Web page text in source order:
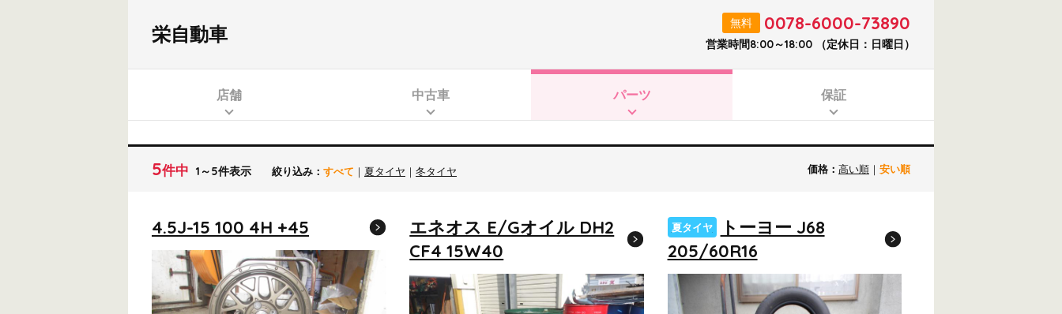
栄自動車 無料 0078-6000-73890
営業時間8:00～18:00 （定休日：日曜日）
店舗 中古車 パーツ 保証
5件中 1～5件表示 絞り込み： すべて ｜ 夏タイヤ ｜ 冬タイヤ 価格： 高い順 ｜ 安い順
4.5J-15 100 4H +45
エネオス E/Gオイル DH2
CF4 15W40
夏タイヤ
トーヨー J68
205/60R16